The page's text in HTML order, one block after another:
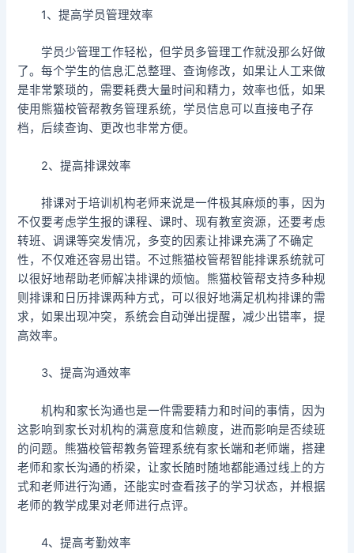
1、提高学员管理效率
学员少管理工作轻松，但学员多管理工作就没那么好做
了。每个学生的信息汇总整理、查询修改，如果让人工来做
是非常繁琐的，需要耗费大量时间和精力，效率也低，如果
使用熊猫校管帮教务管理系统，学员信息可以直接电子存
档，后续查询、更改也非常方便。
2、提高排课效率
排课对于培训机构老师来说是一件极其麻烦的事，因为
不仅要考虑学生报的课程、课时、现有教室资源，还要考虑
转班、调课等突发情况，多变的因素让排课充满了不确定
性，不仅难还容易出错。不过熊猫校管帮智能排课系统就可
以很好地帮助老师解决排课的烦恼。熊猫校管帮支持多种规
则排课和日历排课两种方式，可以很好地满足机构排课的需
求，如果出现冲突，系统会自动弹出提醒，减少出错率，提
高效率。
3、提高沟通效率
机构和家长沟通也是一件需要精力和时间的事情，因为
这影响到家长对机构的满意度和信赖度，进而影响是否续班
的问题。熊猫校管帮教务管理系统有家长端和老师端，搭建
老师和家长沟通的桥梁，让家长随时随地都能通过线上的方
式和老师进行沟通，还能实时查看孩子的学习状态，并根据
老师的教学成果对老师进行点评。
4、提高考勤效率